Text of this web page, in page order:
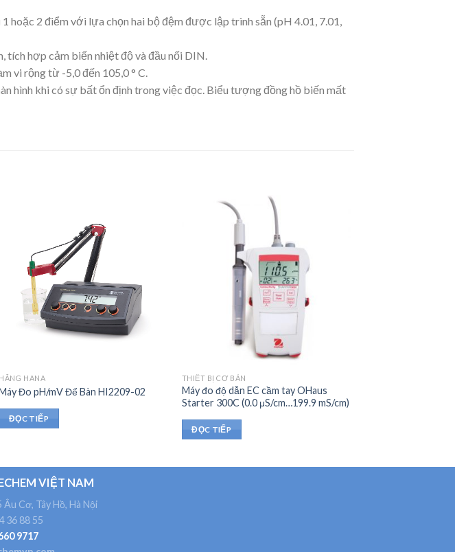
2 điểm với lựa chọn hai bộ đệm được lập trình sẵn (pH 4.01, 7.01,
hợp cảm biến nhiệt độ và đầu nối DIN.
vi rộng từ -5,0 đến 105,0 ° C.
hình khi có sự bất ổn định trong việc đọc. Biểu tượng đồng hồ biến mất
HÃNG HANA
Đo pH/mV Để Bàn HI2209-02
ĐỌC TIẾP
THIẾT BỊ CƠ BẢN
Máy đo độ dẫn EC cầm tay OHaus
Starter 300C (0.0 μS/cm…199.9 mS/cm)
ĐỌC TIẾP
VIỆT NAM
Cơ, Tây Hồ, Hà Nội
36 88 55
9717